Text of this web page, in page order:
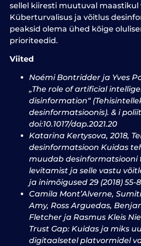
sellel kiiresti muutuval maastikul
Küberturvalisus ja võitlus
peaksid olema ühed kõige
prioriteedid.
Viited
Noémi Bontridder ja Yves
„The role of artificial
disinformation“
desinformatsioonis). & i
doi:10.1017/dap.2021.20
Katarina Kertysova, 2018,
desinformatsioon Kuidas
muudab desinformatsiooni
levitamist ja selle vastu
ja inimõigused 29 (2018) 55-
Camila Mont’Alverne,
Amy, Ross Arguedas,
Fletcher ja Rasmus Kleis
Trust Gap: Kuidas ja miks
digitaalsetel platvormidel